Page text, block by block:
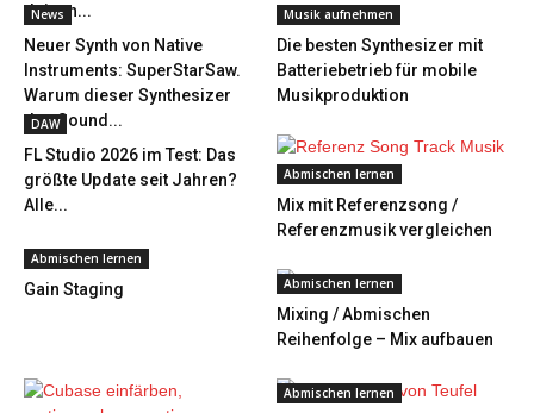
deinen...
News
Neuer Synth von Native
Instruments: SuperStarSaw.
Warum dieser Synthesizer
den Sound...
Musik aufnehmen
Die besten Synthesizer mit
Batteriebetrieb für mobile
Musikproduktion
DAW
FL Studio 2026 im Test: Das
größte Update seit Jahren?
Alle...
Abmischen lernen
Mix mit Referenzsong /
Referenzmusik vergleichen
Abmischen lernen
Gain Staging Abmischen lernen
Mixing / Abmischen
Reihenfolge – Mix aufbauen
Abmischen lernen